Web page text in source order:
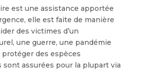
est une assistance apportée
elle est faite de manière
des victimes d’un
une guerre, une pandémie
des espèces
sont assurées pour la plupart via